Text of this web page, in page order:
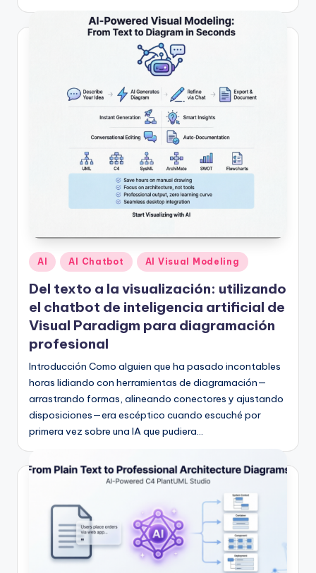
r
Publicado
en
AI AI Chatbot AI Visual Modeling
Del texto a la visualización: utilizando
el chatbot de inteligencia artificial de
Visual Paradigm para diagramación
profesional
Introducción Como alguien que ha pasado incontables
horas lidiando con herramientas de diagramación—
arrastrando formas, alineando conectores y ajustando
disposiciones—era escéptico cuando escuché por
primera vez sobre una IA que pudiera…